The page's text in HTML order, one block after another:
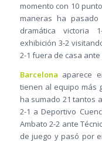
momento con 10
maneras ha
dramática victoria
exhibición 3-2
2-1 fuera de casa ante
Barcelona aparece
tienen al equipo más
ha sumado 21 tantos
2-1 a Deportivo
Ambato 2-2 ante
de juego y pasó por